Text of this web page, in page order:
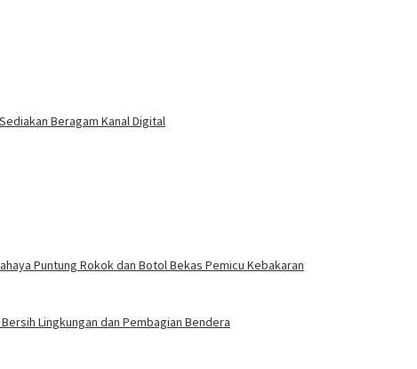
Beragam Kanal Digital
Puntung Rokok dan Botol Bekas Pemicu Kebakaran
Lingkungan dan Pembagian Bendera